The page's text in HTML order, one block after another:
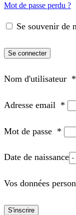
Mot de passe perdu ?
Se souvenir de
Se connecter
Nom d'utilisateur *
Adresse email *
Mot de passe *
Date de naissance
Vos données
S'inscrire